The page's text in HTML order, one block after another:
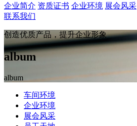
企业简介 资质证书 企业环境 展会风采
联系我们
创造优质产品，提升企业形象
album
album
车间环境
企业环境
展会风采